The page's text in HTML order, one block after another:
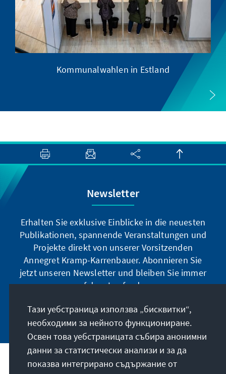
Kommunalwahlen in Estland
Newsletter
Erhalten Sie exklusive Einblicke in die neuesten
Publikationen, spannende Veranstaltungen und
Projekte direkt von unserer Vorsitzenden
Annegret Kramp-Karrenbauer. Abonnieren Sie
jetzt unseren Newsletter und bleiben Sie immer
auf dem Laufenden.
Jetzt abonnieren
Нашата мисия
Тази уебстраница използва „бисквитки“,
необходими за нейното функциониране.
Освен това уебстраницата събира анонимни
данни за статистически анализи и за да
показва интегрирано съдържание от